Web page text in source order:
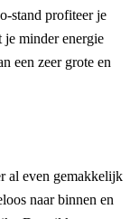
stand profiteer je
je minder energie
een zeer grote en
al even gemakkelijk
naar binnen en